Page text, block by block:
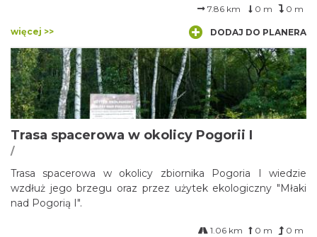
7.86 km
0 m 0 m
więcej >> DODAJ DO PLANERA
Trasa spacerowa w okolicy Pogorii I
/
Trasa spacerowa w okolicy zbiornika Pogoria I wiedzie
wzdłuż jego brzegu oraz przez użytek ekologiczny "Młaki
nad Pogorią I".
1.06 km 0 m
0 m